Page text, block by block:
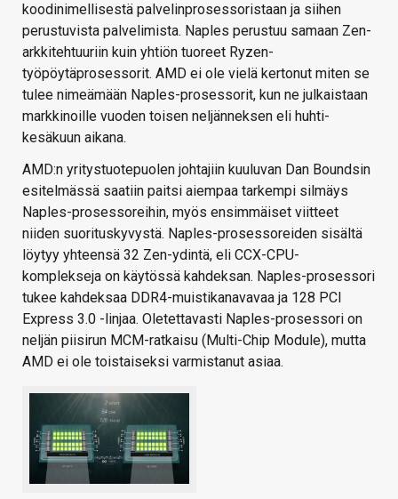
koodinimellisestä palvelinprosessoristaan ja siihen
perustuvista palvelimista. Naples perustuu samaan Zen-
arkkitehtuuriin kuin yhtiön tuoreet Ryzen-
työpöytäprosessorit. AMD ei ole vielä kertonut miten se
tulee nimeämään Naples-prosessorit, kun ne julkaistaan
markkinoille vuoden toisen neljänneksen eli huhti-
kesäkuun aikana.
AMD:n yritystuotepuolen johtajiin kuuluvan Dan Boundsin
esitelmässä saatiin paitsi aiempaa tarkempi silmäys
Naples-prosessoreihin, myös ensimmäiset viitteet
niiden suorituskyvystä. Naples-prosessoreiden sisältä
löytyy yhteensä 32 Zen-ydintä, eli CCX-CPU-
komplekseja on käytössä kahdeksan. Naples-prosessori
tukee kahdeksaa DDR4-muistikanavavaa ja 128 PCI
Express 3.0 -linjaa. Oletettavasti Naples-prosessori on
neljän piisirun MCM-ratkaisu (Multi-Chip Module), mutta
AMD ei ole toistaiseksi varmistanut asiaa.